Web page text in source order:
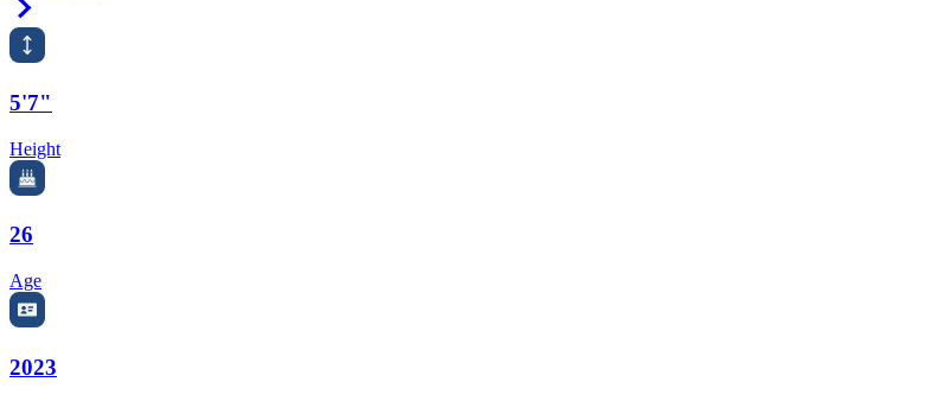
5'7"
Height
26
Age
2023